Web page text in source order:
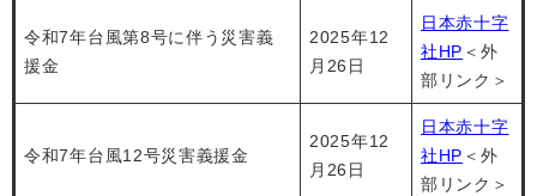
令和7年台風第8号に伴う災害義
援金
2025年12
月26日
日本赤十字
社HP ＜外
部リンク＞
令和7年台風12号災害義援金
2025年12
月26日
日本赤十字
社HP ＜外
部リンク＞